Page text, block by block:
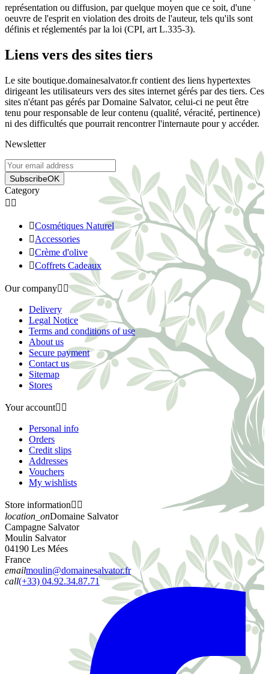
représentation ou diffusion, par quelque moyen que ce soit, d'une
oeuvre de l'esprit en violation des droits de l'auteur, tels qu'ils sont
définis et réglementés par la loi (CPI, art L.335-3).
Liens vers des sites tiers
Le site boutique.domainesalvator.fr contient des liens hypertextes
dirigeant les utilisateurs vers des sites internet gérés par des tiers. Ces
sites n'étant pas gérés par Domaine Salvator, celui-ci ne peut être
tenu pour responsable de leur contenu (qualité, véracité, pertinence)
ni des difficultés que pourrait rencontrer l'internaute pour y accéder.
Newsletter
SubscribeOK
Category
 
Cosmétiques Naturel
Accessories
Crème d'olive
Coffrets Cadeaux
Our company 
Delivery
Legal Notice
Terms and conditions of use
About us
Secure payment
Contact us
Sitemap
Stores
Your account 
Personal info
Orders
Credit slips
Addresses
Vouchers
My wishlists
Store information 
location_onDomaine Salvator
Campagne Salvator
Moulin Salvator
04190 Les Mées
France
emailmoulin@domainesalvator.fr
call(+33) 04.92.34.87.71